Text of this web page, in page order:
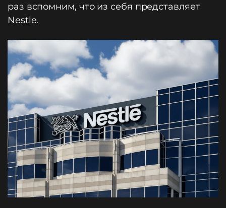
раз вспомним, что из себя представляет
Nestle.